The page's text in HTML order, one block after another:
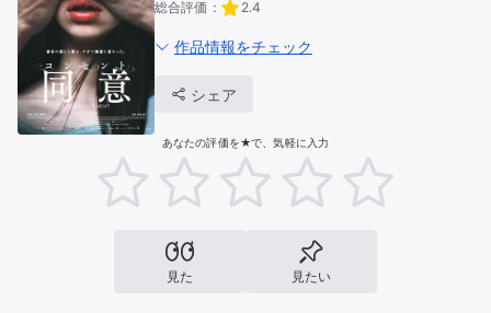
総合評価：
2.4
作品情報をチェック
シェア
あなたの評価を★で、気軽に入力
見た 見たい